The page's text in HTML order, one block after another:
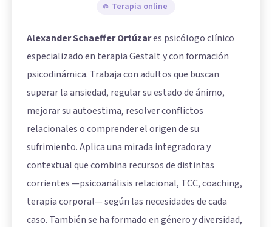
Terapia online
Alexander Schaeffer Ortúzares psicólogo clínico
especializado en terapia Gestalt y con formación
psicodinámica. Trabaja con adultos que buscan
superar la ansiedad, regular su estado de ánimo,
mejorar su autoestima, resolver conflictos
relacionales o comprender el origen de su
sufrimiento. Aplica una mirada integradora y
contextual que combina recursos de distintas
corrientes —psicoanálisis relacional, TCC, coaching,
terapia corporal— según las necesidades de cada
caso. También se ha formado en género y diversidad,